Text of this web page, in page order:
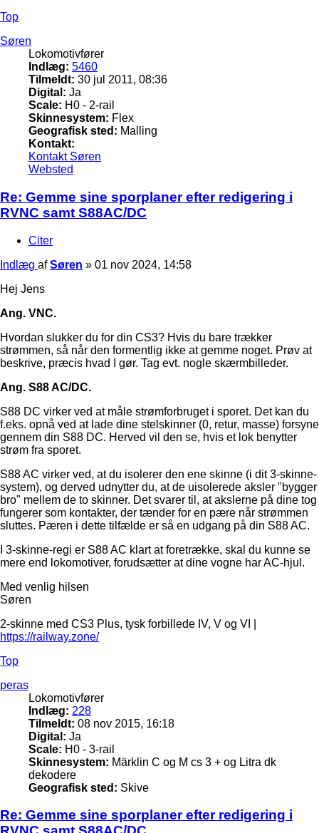
Top
Søren
Lokomotivfører
Indlæg: 5460
Tilmeldt: 30 jul 2011, 08:36
Digital: Ja
Scale: H0 - 2-rail
Skinnesystem: Flex
Geografisk sted: Malling
Kontakt:
Kontakt Søren
Websted
Re: Gemme sine sporplaner efter redigering i
RVNC samt S88AC/DC
Citer
Indlæg afSøren » 01 nov 2024, 14:58
Hej Jens
Ang. VNC.
Hvordan slukker du for din CS3? Hvis du bare trækker
strømmen, så når den formentlig ikke at gemme noget. Prøv at
beskrive, præcis hvad I gør. Tag evt. nogle skærmbilleder.
Ang. S88 AC/DC.
S88 DC virker ved at måle strømforbruget i sporet. Det kan du
f.eks. opnå ved at lade dine stelskinner (0, retur, masse) forsyne
gennem din S88 DC. Herved vil den se, hvis et lok benytter
strøm fra sporet.
S88 AC virker ved, at du isolerer den ene skinne (i dit 3-skinne-
system), og derved udnytter du, at de uisolerede aksler "bygger
bro" mellem de to skinner. Det svarer til, at akslerne på dine tog
fungerer som kontakter, der tænder for en pære når strømmen
sluttes. Pæren i dette tilfælde er så en udgang på din S88 AC.
I 3-skinne-regi er S88 AC klart at foretrække, skal du kunne se
mere end lokomotiver, forudsætter at dine vogne har AC-hjul.
Med venlig hilsen
Søren
2-skinne med CS3 Plus, tysk forbillede IV, V og VI |
https://railway.zone/
Top
peras
Lokomotivfører
Indlæg: 228
Tilmeldt: 08 nov 2015, 16:18
Digital: Ja
Scale: H0 - 3-rail
Skinnesystem: Märklin C og M cs 3 + og Litra dk
dekodere
Geografisk sted: Skive
Re: Gemme sine sporplaner efter redigering i